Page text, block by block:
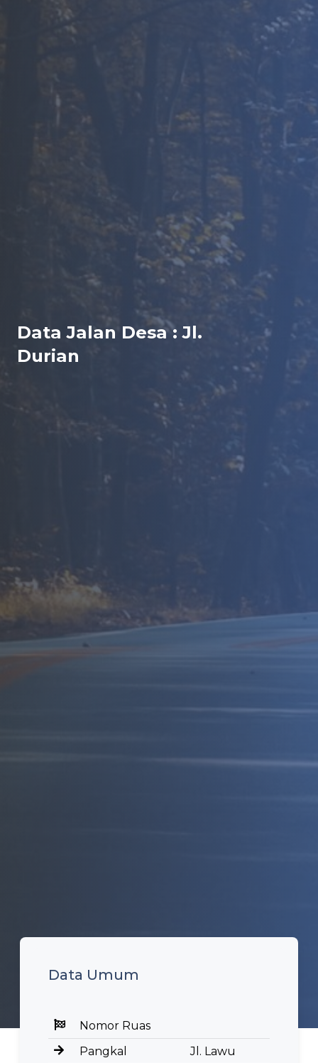
Data Jalan Desa : Jl.
Durian
Data Umum
Nomor Ruas
Pangkal
Jl. Lawu